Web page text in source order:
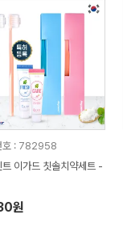
호 : 782958
트 이가드 칫솔치약세트 -
원